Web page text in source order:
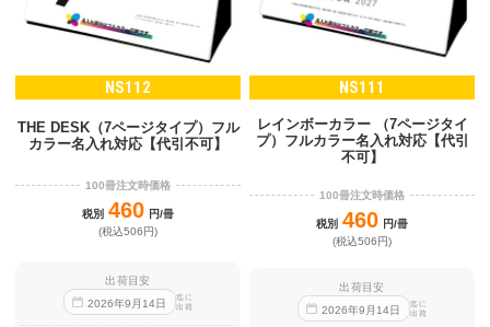
NS112
THE DESK（7ページタイプ）フル
カラー名入れ対応【代引不可】
100冊注文時価格
税別 460 円/冊
(税込506円)
出荷目安
2026年9 月14日
迄に
出荷
NS111
レインボーカラー （7ページタイ
プ）フルカラー名入れ対応【代引
不可】
100冊注文時価格
税別 460 円/冊
(税込506円)
出荷目安
2026年9 月14日
迄に
出荷